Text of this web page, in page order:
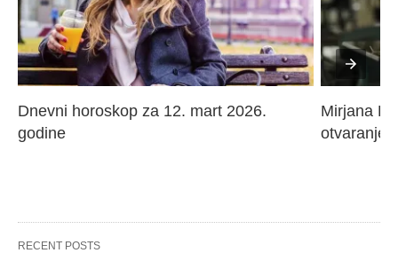
Dnevni horoskop za 12. mart 2026.
godine
Mirjana
otvaranje
RECENT POSTS